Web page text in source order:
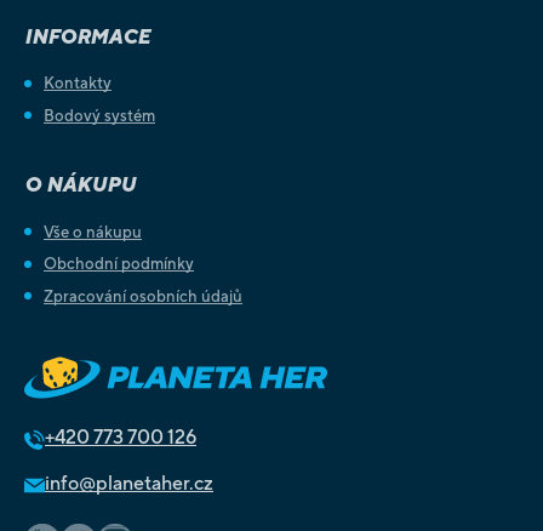
INFORMACE
Kontakty
Bodový systém
O NÁKUPU
Vše o nákupu
Obchodní podmínky
Zpracování osobních údajů
+420 773 700 126
info@planetaher.cz